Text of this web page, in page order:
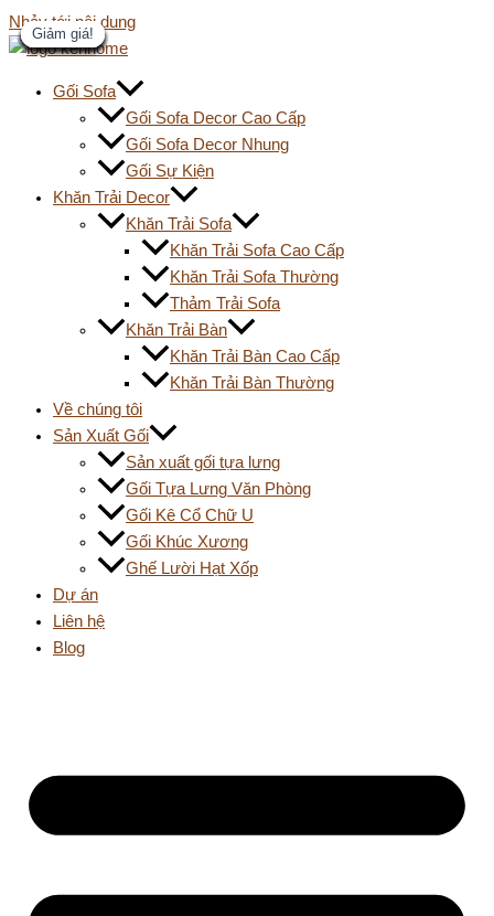
Nhảy tới nội dung
Gối Sofa
Gối Sofa Decor Cao Cấp
Gối Sofa Decor Nhung
Gối Sự Kiện
Khăn Trải Decor
Khăn Trải Sofa
Khăn Trải Sofa Cao Cấp
Khăn Trải Sofa Thường
Thảm Trải Sofa
Khăn Trải Bàn
Khăn Trải Bàn Cao Cấp
Khăn Trải Bàn Thường
Về chúng tôi
Sản Xuất Gối
Sản xuất gối tựa lưng
Gối Tựa Lưng Văn Phòng
Gối Kê Cổ Chữ U
Gối Khúc Xương
Ghế Lười Hạt Xốp
Dự án
Liên hệ
Blog
Giảm giá!
Giảm giá!
Giảm giá!
Giảm giá!
Giảm giá!
Giảm giá!
Giảm giá!
Giảm giá!
Giảm giá!
Giảm giá!
Giảm giá!
Giảm giá!
Giảm giá!